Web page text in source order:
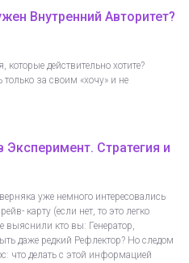
Внутренний Авторитет?
действительно хотите?
только за своим «хочу» и не
Стратегия и
уже немного интересовались
карту (если нет, то это легко
выяснили кто вы: Генератор,
даже редкий Рефлектор? Но следом
что делать с этой информацией